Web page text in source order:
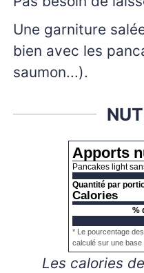
Une garniture
bien avec les
saumon...).
Apports
Pancakes light
Quantité par
Calories
%
* Le pourcentage
calculé sur une base
Les calories de la recette ont été